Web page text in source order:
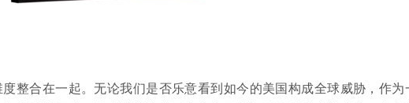
整合在一起。无论我们是否乐意看到如今的美国构成全球威胁，作为